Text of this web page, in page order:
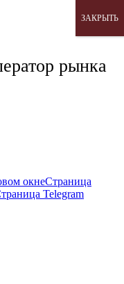
рынка
окнеСтраница
Telegram
ЗАКРЫТЬ